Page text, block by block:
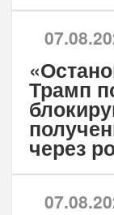
Трамп
через